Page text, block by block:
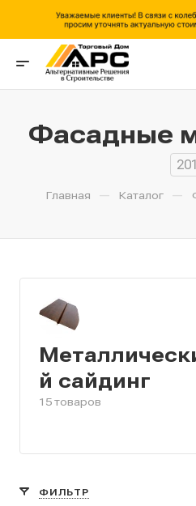
Фасадные
201
Главная — Каталог —
й сайдинг
15 товаров
ФИЛЬТР